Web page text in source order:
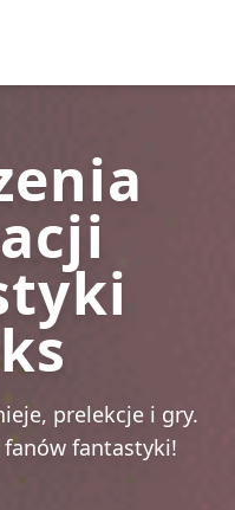
prelekcje i gry.
fanów fantastyki!